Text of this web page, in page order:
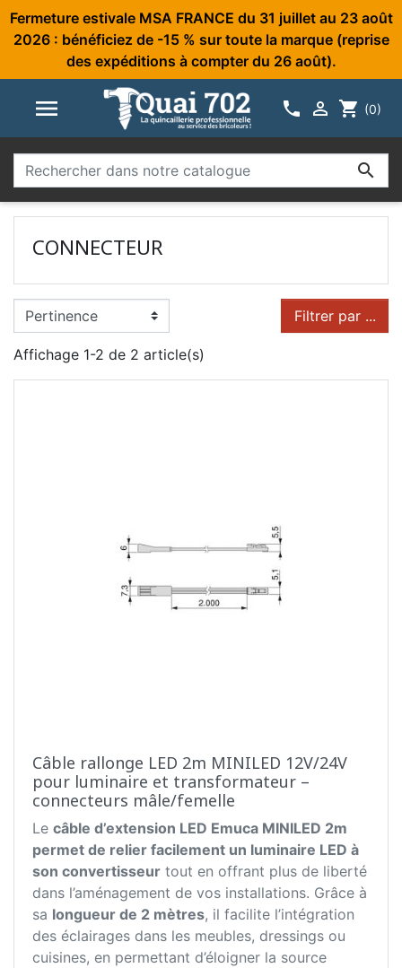
Fermeture estivale MSA FRANCE du 31 juillet au 23 août
2026 : bénéficiez de -15 % sur toute la marque (reprise
des expéditions à compter du 26 août).
   shopping_cart (0)

CONNECTEUR
Filtrer par ...
Affichage 1-2 de 2 article(s)
Câble rallonge LED 2m MINILED 12V/24V
pour luminaire et transformateur –
connecteurs mâle/femelle
Le câble d’extension LED Emuca MINILED 2m
permet de relier facilement un luminaire LED à
son convertisseur tout en offrant plus de liberté
dans l’aménagement de vos installations. Grâce à
sa longueur de 2 mètres, il facilite l’intégration
des éclairages dans les meubles, dressings ou
cuisines, en permettant d’éloigner la source